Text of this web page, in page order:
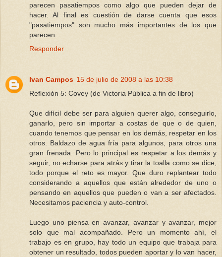
parecen pasatiempos como algo que pueden dejar de
hacer. Al final es cuestión de darse cuenta que esos
"pasatiempos" son mucho más importantes de los que
parecen.
Responder
Ivan Campos 15 de julio de 2008 a las 10:38
Reflexión 5: Covey (de Victoria Pública a fin de libro)
Que difícil debe ser para alguien querer algo, conseguirlo,
ganarlo, pero sin importar a costas de que o de quien,
cuando tenemos que pensar en los demás, respetar en los
otros. Baldazo de agua fría para algunos, para otros una
gran frenada. Pero lo principal es respetar a los demás y
seguir, no echarse para atrás y tirar la toalla como se dice,
todo porque el reto es mayor. Que duro replantear todo
considerando a aquellos que están alrededor de uno o
pensando en aquellos que pueden o van a ser afectados.
Necesitamos paciencia y auto-control.
Luego uno piensa en avanzar, avanzar y avanzar, mejor
solo que mal acompañado. Pero un momento ahí, el
trabajo es en grupo, hay todo un equipo que trabaja para
obtener un resultado, todos pueden aportar y lo van hacer,